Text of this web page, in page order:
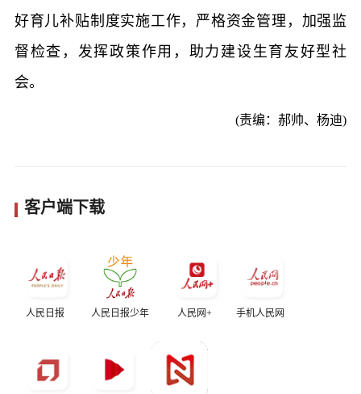
好育儿补贴制度实施工作，严格资金管理，加强监
督检查，发挥政策作用，助力建设生育友好型社
会。
(责编：郝帅、杨迪)
客户端下载
人民日报 人民日报少年 人民网+ 手机人民网